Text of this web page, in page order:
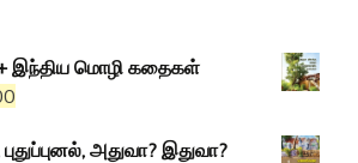
இந்திய மொழி கதைகள்
is:
அதுவா? இதுவா?